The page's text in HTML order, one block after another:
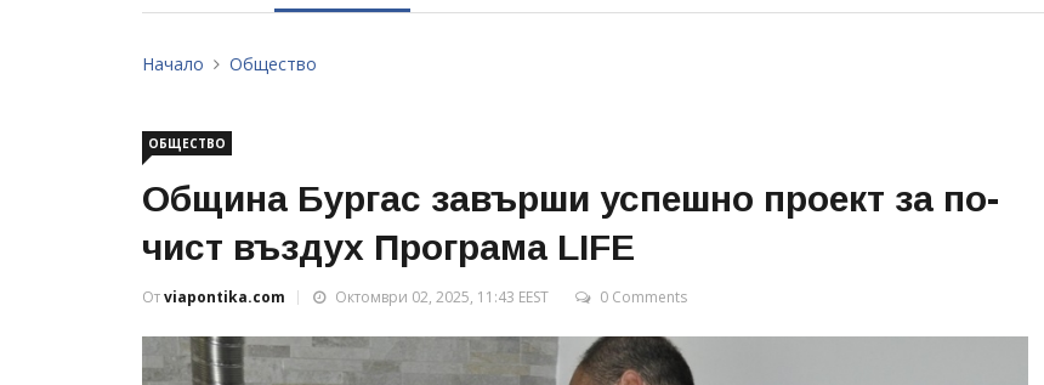
Начало Общество
ОБЩЕСТВО
Община Бургас завърши успешно проект за по-
чист въздух Програма LIFE
Отviapontika.com Октомври 02, 2025, 11:43 EEST 0 Comments